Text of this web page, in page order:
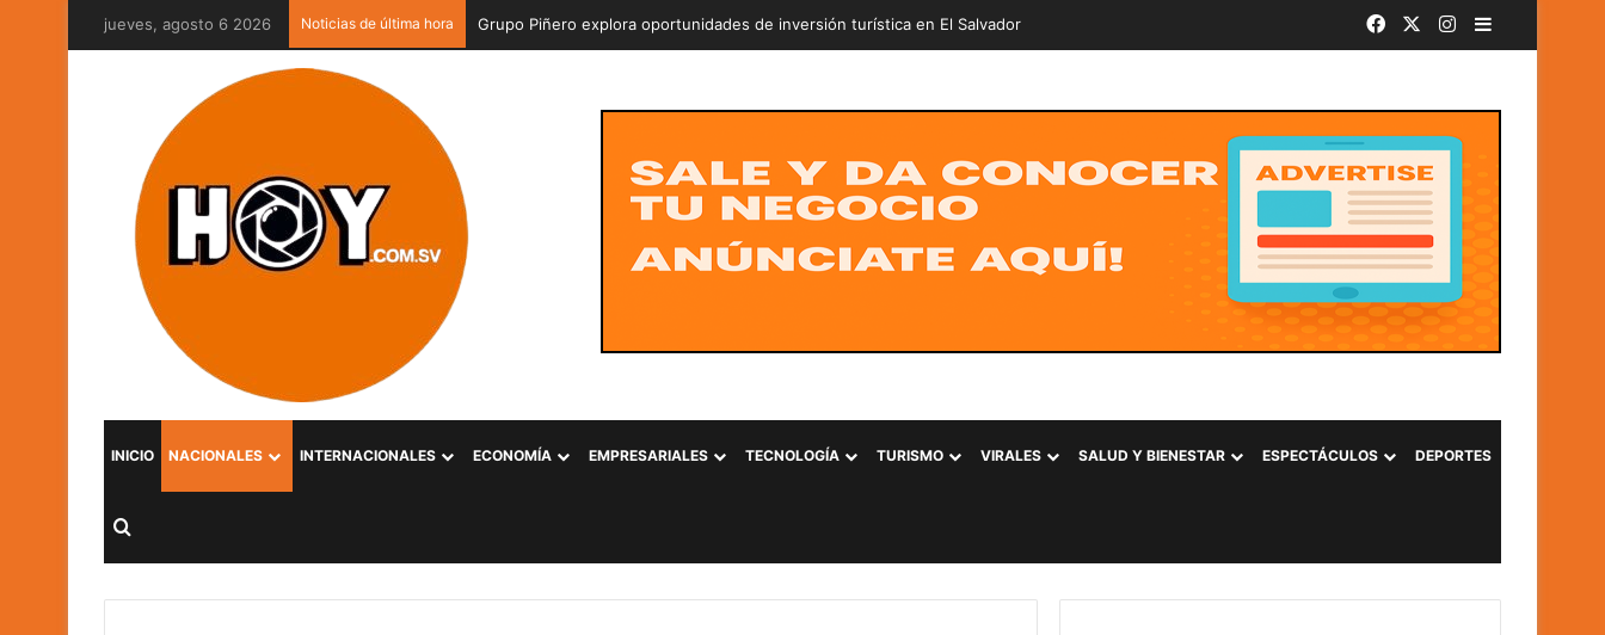
jueves, agosto 6 2026 Noticias de última hora FacebookInstagram
Barra lateral
INICIO NACIONALES INTERNACIONALES ECONOMÍA EMPRESARIALES TECNOLOGÍA TURISMO VIRALES SALUD Y BIENESTAR ESPECTÁCULOS DEPORTES
Buscar por